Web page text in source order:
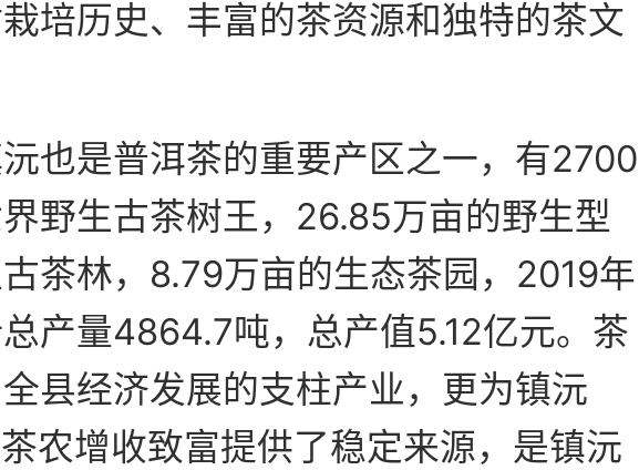
培历史、丰富的茶资源和独特的茶文
也是普洱茶的重要产区之一，有2700
野生古茶树王，26.85万亩的野生型
茶林，8.79万亩的生态茶园，2019年
产量4864.7吨，总产值5.12亿元。茶
县经济发展的支柱产业，更为镇沅
农增收致富提供了稳定来源，是镇沅